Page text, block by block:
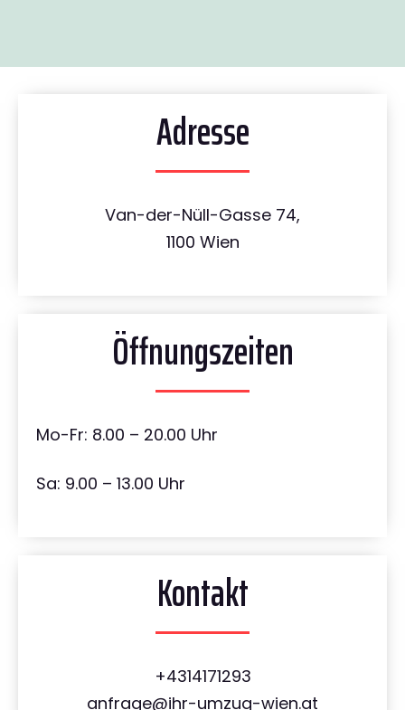
Adresse
Van-der-Nüll-Gasse 74,
1100 Wien
Öffnungszeiten
Mo-Fr: 8.00 – 20.00 Uhr
Sa: 9.00 – 13.00 Uhr
Kontakt
+4314171293
anfrage@ihr-umzug-wien.at